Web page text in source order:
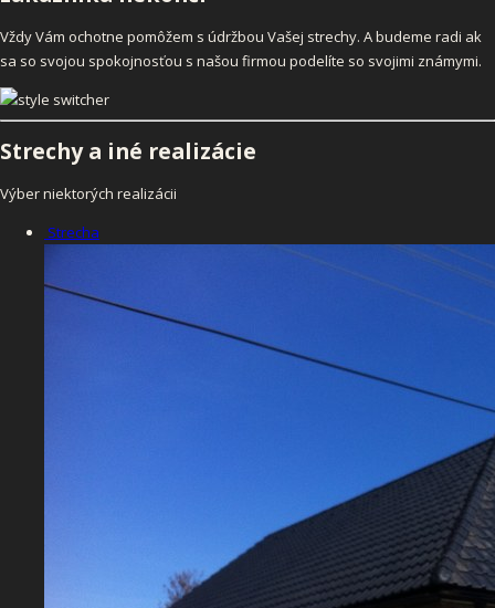
Vždy Vám ochotne pomôžem s údržbou Vašej strechy. A budeme radi ak
sa so svojou spokojnosťou s našou firmou podelíte so svojimi známymi.
Strechya iné realizácie
Výber niektorých realizácii
Strecha